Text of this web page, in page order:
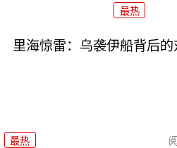
最热
里海惊雷：乌袭伊船背后
最热